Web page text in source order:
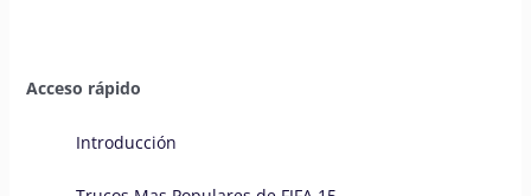
Acceso rápido
Introducción